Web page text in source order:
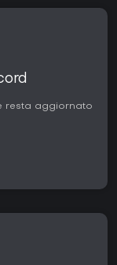
resta aggiornato